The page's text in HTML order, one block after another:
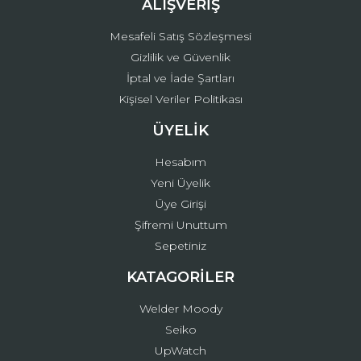
ALIŞVERİŞ
Mesafeli Satış Sözleşmesi
Gizlilik ve Güvenlik
İptal ve İade Şartları
Kişisel Veriler Politikası
ÜYELİK
Hesabım
Yeni Üyelik
Üye Girişi
Şifremi Unuttum
Sepetiniz
KATAGORİLER
Welder Moody
Seiko
UpWatch